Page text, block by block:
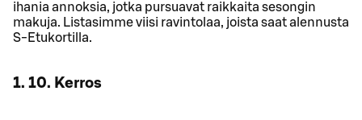
ihania annoksia, jotka pursuavat raikkaita sesongin
makuja. Listasimme viisi ravintolaa, joista saat alennusta
S-Etukortilla.
1. 10. Kerros